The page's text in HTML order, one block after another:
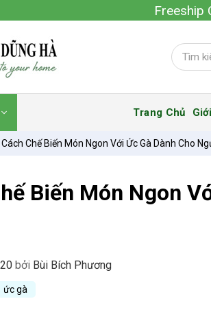
Freeship
Trang Chủ
Chế Biến Món Ngon Với Ức Gà Dành Cho
Biến Món Ngon
bởi Bùi Bích Phương
ức gà